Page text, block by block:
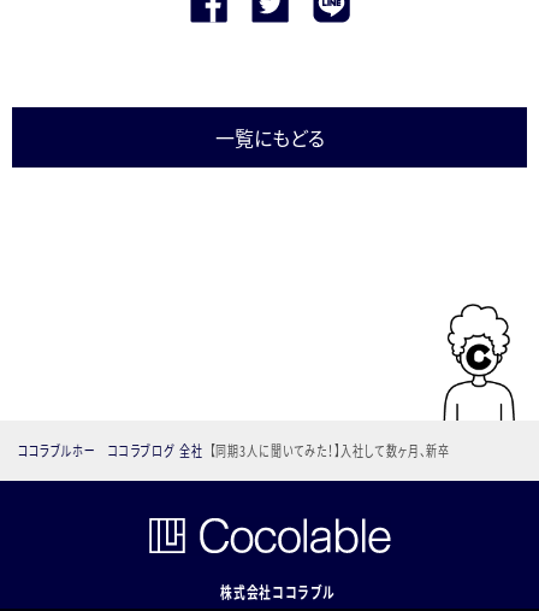
一覧にもどる
ココラブルホー ココラブログ 全社 【同期3人に聞いてみた！】入社して数ヶ月、新卒
株式会社ココラブル